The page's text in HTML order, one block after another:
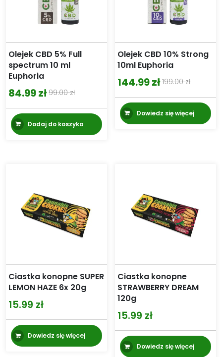
Olejek CBD 5% Full
spectrum 10 ml
Euphoria
99.00zł
Pierwotna
cena
wynosiła:
84.99zł
Aktualna
cena
wynosi:Dodaj do koszyka
Olejek CBD 10% Strong
10ml Euphoria
199.00zł
Pierwotna
cena
wynosiła:
144.99zł
Aktualna
cena
wynosi:Dowiedz się więcej
Ciastka konopne SUPER
LEMON HAZE 6x 20g
15.99 zł
Dowiedz się więcej
Ciastka konopne
STRAWBERRY DREAM
120g
15.99 zł
Dowiedz się więcej